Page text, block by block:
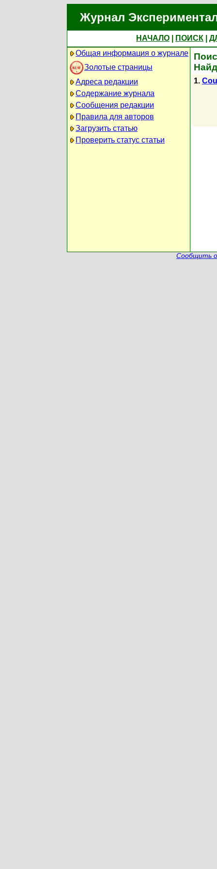
Журнал
НАЧАЛО ПОИСК
Общая информация о журнале
Золотые страницы
Адреса редакции
Содержание журнала
Сообщения редакции
Правила для авторов
Загрузить статью
Проверить статус статьи
1.
Сообщить о